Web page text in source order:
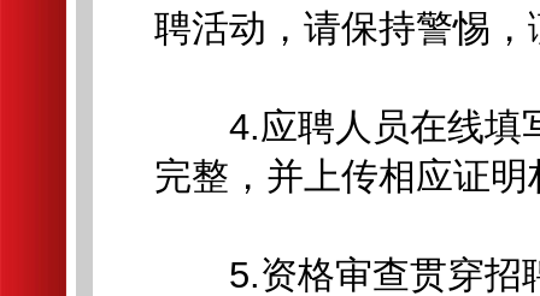
聘活动，请保持警惕
4.应聘人员在线填
完整，并上传相应证
5.资格审查贯穿招